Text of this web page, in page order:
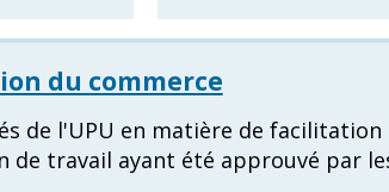
du commerce
de l'UPU en matière de
de travail ayant été approuvé par